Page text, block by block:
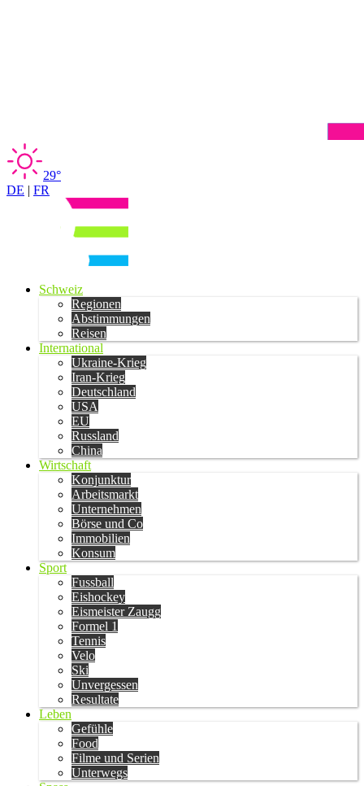
29°
DE | FR
Schweiz
Regionen
Abstimmungen
Reisen
International
Ukraine-Krieg
Iran-Krieg
Deutschland
USA
EU
Russland
China
Wirtschaft
Konjunktur
Arbeitsmarkt
Unternehmen
Börse und Co
Immobilien
Konsum
Sport
Fussball
Eishockey
Eismeister Zaugg
Formel 1
Tennis
Velo
Ski
Unvergessen
Resultate
Leben
Gefühle
Food
Filme und Serien
Unterwegs